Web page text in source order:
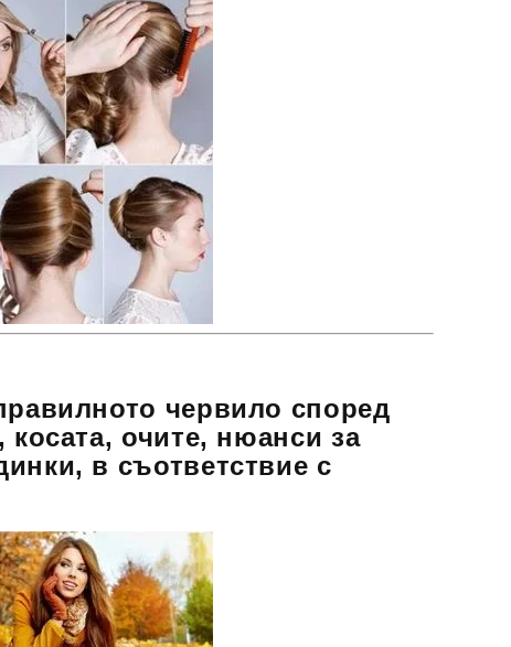
червило според
косата, очите, нюанси за
в съответствие с